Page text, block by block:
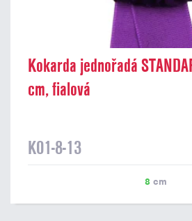
Kokarda jednořadá
cm, fialová
K01-8-13
8 cm